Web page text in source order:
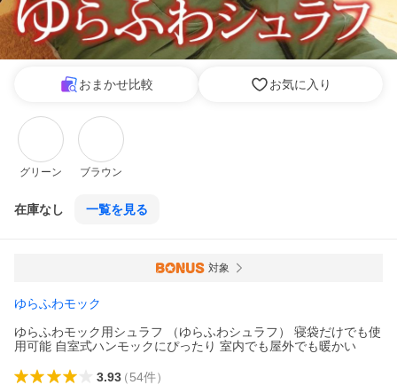
おまかせ比較 お気に入り
グリーン ブラウン
在庫なし 一覧を見る
対象
ゆらふわモック
ゆらふわモック用シュラフ （ゆらふわシュラフ） 寝袋だけでも使
用可能 自室式ハンモックにぴったり 室内でも屋外でも暖かい
3.93（54件）